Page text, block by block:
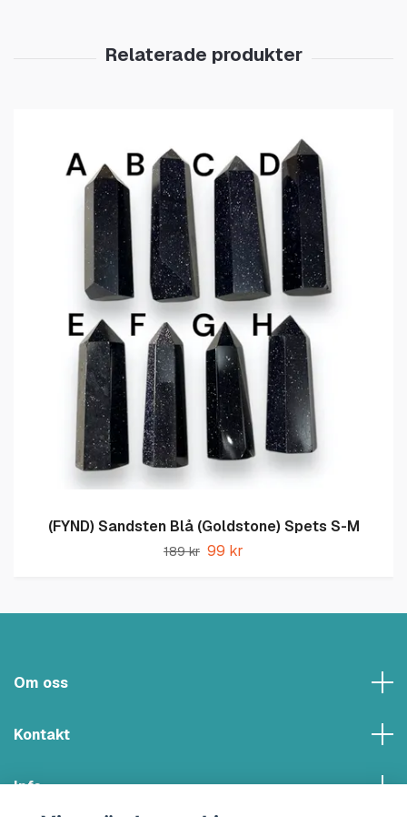
(FYND) Sandsten Blå (Goldstone) Spets S-M
189 kr 99 kr
Om oss
Kontakt
Info